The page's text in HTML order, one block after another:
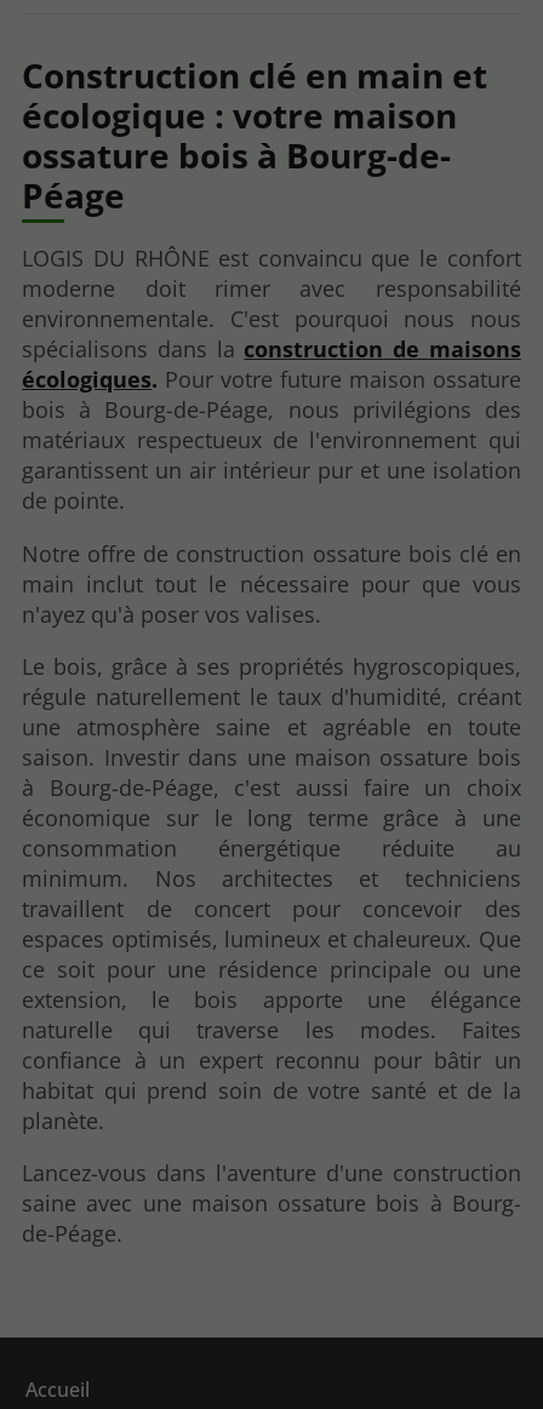
Construction clé en main et
écologique : votre maison
ossature bois à Bourg-de-
Péage
LOGIS DU RHÔNE est convaincu que le confort
moderne doit rimer avec responsabilité
environnementale. C'est pourquoi nous nous
spécialisons dans la construction de maisons
écologiques. Pour votre future maison ossature
bois à Bourg-de-Péage, nous privilégions des
matériaux respectueux de l'environnement qui
garantissent un air intérieur pur et une isolation
de pointe.
Notre offre de construction ossature bois clé en
main inclut tout le nécessaire pour que vous
n'ayez qu'à poser vos valises.
Le bois, grâce à ses propriétés hygroscopiques,
régule naturellement le taux d'humidité, créant
une atmosphère saine et agréable en toute
saison. Investir dans une maison ossature bois
à Bourg-de-Péage, c'est aussi faire un choix
économique sur le long terme grâce à une
consommation énergétique réduite au
minimum. Nos architectes et techniciens
travaillent de concert pour concevoir des
espaces optimisés, lumineux et chaleureux. Que
ce soit pour une résidence principale ou une
extension, le bois apporte une élégance
naturelle qui traverse les modes. Faites
confiance à un expert reconnu pour bâtir un
habitat qui prend soin de votre santé et de la
planète.
Lancez-vous dans l'aventure d'une construction
saine avec une maison ossature bois à Bourg-
de-Péage.
Accueil